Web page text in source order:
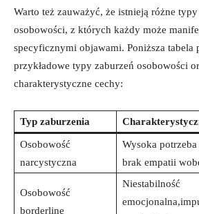
Warto też zauważyć, że istnieją różne
osobowości, z których każdy może
specyficznymi objawami. Poniższa tabela‌
przykładowe typy zaburzeń⁢ osobowości
charakterystyczne cechy:
Typ zaburzenia
Osobowość
‍narcystyczna
Wysoka
brak empatii
Osobowość
borderline
Niestabilność